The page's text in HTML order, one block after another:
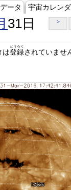
ータ 宇宙カレン
31日 >
は登録
とうろく
されていませ